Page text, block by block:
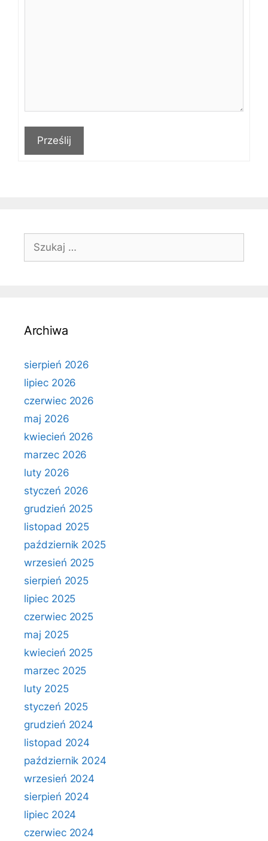
Prześlij
Szukaj:
Archiwa
sierpień 2026
lipiec 2026
czerwiec 2026
maj 2026
kwiecień 2026
marzec 2026
luty 2026
styczeń 2026
grudzień 2025
listopad 2025
październik 2025
wrzesień 2025
sierpień 2025
lipiec 2025
czerwiec 2025
maj 2025
kwiecień 2025
marzec 2025
luty 2025
styczeń 2025
grudzień 2024
listopad 2024
październik 2024
wrzesień 2024
sierpień 2024
lipiec 2024
czerwiec 2024